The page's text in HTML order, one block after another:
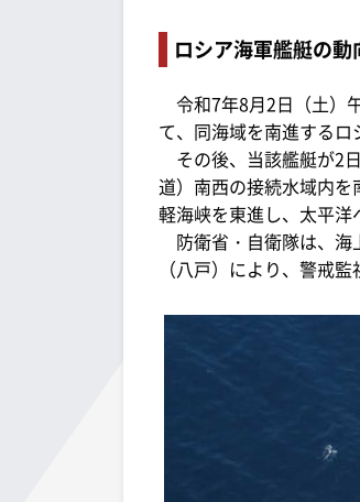
ロシア海軍艦艇の動
令和7年8月2日（土）
て、同海域を南進するロ
その後、当該艦艇が2
道）南西の接続水域内
軽海峡を東進し、太平洋
防衛省・自衛隊は、海
（八戸）により、警戒